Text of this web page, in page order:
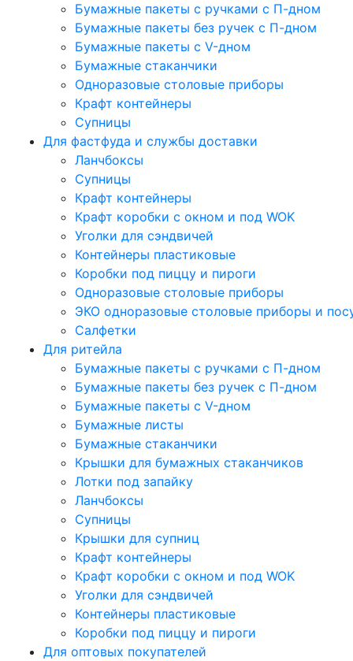
Бумажные пакеты с ручками с П-дном
Бумажные пакеты без ручек с П-дном
Бумажные пакеты с V-дном
Бумажные стаканчики
Одноразовые столовые приборы
Крафт контейнеры
Супницы
Для фастфуда и службы доставки
Ланчбоксы
Супницы
Крафт контейнеры
Крафт коробки с окном и под WOK
Уголки для сэндвичей
Контейнеры пластиковые
Коробки под пиццу и пироги
Одноразовые столовые приборы
ЭКО одноразовые столовые приборы и
Салфетки
Для ритейла
Бумажные пакеты с ручками с П-дном
Бумажные пакеты без ручек с П-дном
Бумажные пакеты с V-дном
Бумажные листы
Бумажные стаканчики
Крышки для бумажных стаканчиков
Лотки под запайку
Ланчбоксы
Супницы
Крышки для супниц
Крафт контейнеры
Крафт коробки с окном и под WOK
Уголки для сэндвичей
Контейнеры пластиковые
Коробки под пиццу и пироги
Для оптовых покупателей